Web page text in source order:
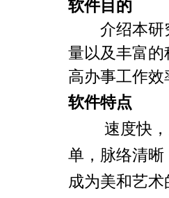
软件目的
介绍本研究
量以及丰富
高办事工作
软件特点
速度快
单，脉络清
成为美和艺术